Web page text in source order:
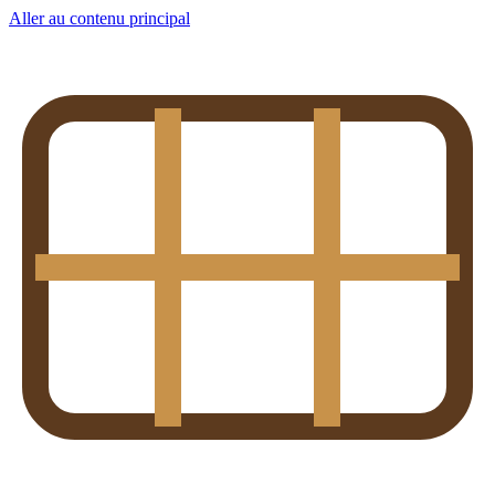
Aller au contenu principal